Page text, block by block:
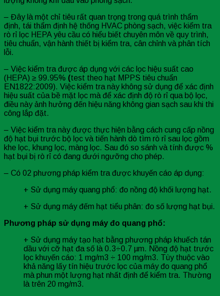
– Đây là một chỉ tiêu rất quan trọng trong quá trình thẩm
định, tái thẩm định hệ thống HVAC phòng sạch, việc kiểm tra
rò rỉ lọc HEPA yêu cầu có hiểu biết chuyên môn về quy trình,
tiêu chuẩn, vận hành thiết bị kiểm tra, cân chỉnh và phân tích
lỗi.
– Việc kiểm tra được áp dụng với các lọc hiệu suất cao
(HEPA) ≥ 99.95% (test theo hạt MPPS tiêu chuẩn
EN1822:2009). Việc kiểm tra này không sử dụng để xác định
hiệu suất của bề mặt lọc mà để xác định độ rò rỉ qua bộ lọc,
điều này ảnh hưởng đến hiệu năng không gian sạch sau khi thi
công lắp đặt.
– Việc kiểm tra này được thực hiện bằng cách cung cấp nồng
độ hạt bụi trước bộ lọc và tiến hành dò tìm rò rỉ sau lọc gồm
khe lọc, khung lọc, màng lọc. Sau đó so sánh và tính được %
hạt bụi bị rò rỉ có đang dưới ngưỡng cho phép.
– Có 02 phương pháp kiểm tra được khuyến cáo áp dụng:
+ Sử dụng máy quang phổ: đo nồng độ khối lượng hạt.
+ Sử dụng máy đếm hạt tiểu phân: đo số lượng hạt bụi.
Phương pháp sử dụng máy đo quang phổ:
+ Sử dụng máy tạo hạt bằng phương pháp khuếch tán
dầu với cỡ hạt đa số là 0.3÷0.7 µm. Nồng độ hạt trước
lọc khuyến cáo: 1 mg/m3 ÷ 100 mg/m3. Tùy thuộc vào
khả năng lấy tín hiệu trước lọc của máy đo quang phổ
mà phun một lượng hạt nhất định để kiểm tra. Thường
là trên 20 mg/m3.